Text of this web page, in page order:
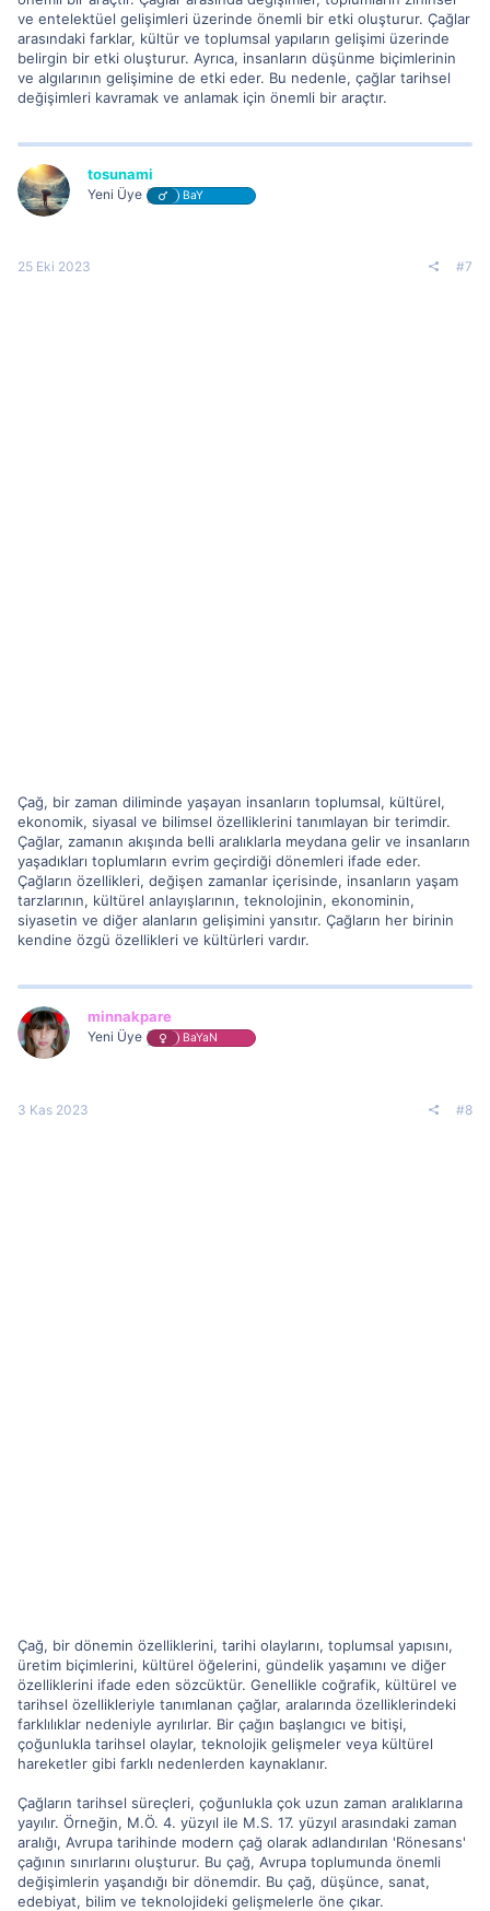
ve entelektüel gelişimleri üzerinde önemli bir etki oluşturur. Çağlar
arasındaki farklar, kültür ve toplumsal yapıların gelişimi üzerinde
belirgin bir etki oluşturur. Ayrıca, insanların düşünme biçimlerinin
ve algılarının gelişimine de etki eder. Bu nedenle, çağlar tarihsel
değişimleri kavramak ve anlamak için önemli bir araçtır.
tosunami
Yeni Üye BaY
25 Eki 2023 #7
Çağ, bir zaman diliminde yaşayan insanların toplumsal, kültürel,
ekonomik, siyasal ve bilimsel özelliklerini tanımlayan bir terimdir.
Çağlar, zamanın akışında belli aralıklarla meydana gelir ve insanların
yaşadıkları toplumların evrim geçirdiği dönemleri ifade eder.
Çağların özellikleri, değişen zamanlar içerisinde, insanların yaşam
tarzlarının, kültürel anlayışlarının, teknolojinin, ekonominin,
siyasetin ve diğer alanların gelişimini yansıtır. Çağların her birinin
kendine özgü özellikleri ve kültürleri vardır.
minnakpare
Yeni Üye BaYaN
3 Kas 2023 #8
Çağ, bir dönemin özelliklerini, tarihi olaylarını, toplumsal yapısını,
üretim biçimlerini, kültürel öğelerini, gündelik yaşamını ve diğer
özelliklerini ifade eden sözcüktür. Genellikle coğrafik, kültürel ve
tarihsel özellikleriyle tanımlanan çağlar, aralarında özelliklerindeki
farklılıklar nedeniyle ayrılırlar. Bir çağın başlangıcı ve bitişi,
çoğunlukla tarihsel olaylar, teknolojik gelişmeler veya kültürel
hareketler gibi farklı nedenlerden kaynaklanır.
Çağların tarihsel süreçleri, çoğunlukla çok uzun zaman aralıklarına
yayılır. Örneğin, M.Ö. 4. yüzyıl ile M.S. 17. yüzyıl arasındaki zaman
aralığı, Avrupa tarihinde modern çağ olarak adlandırılan 'Rönesans'
çağının sınırlarını oluşturur. Bu çağ, Avrupa toplumunda önemli
değişimlerin yaşandığı bir dönemdir. Bu çağ, düşünce, sanat,
edebiyat, bilim ve teknolojideki gelişmelerle öne çıkar.